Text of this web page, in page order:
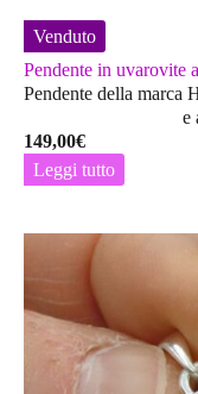
Venduto
Pendente in uvarovite
Pendente della marca
e
149,00€
Leggi tutto